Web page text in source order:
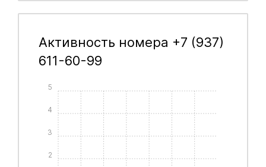
Активность номера +7 (937)
611-60-99
2
3
4
5